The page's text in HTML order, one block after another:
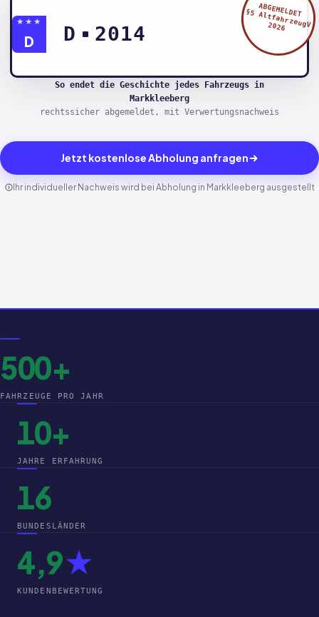
★★★
D D 2014
ABGEMELDET
§5 AltfahrzeugV
2026
So endet die Geschichte jedes Fahrzeugs in
Markkleeberg
rechtssicher abgemeldet, mit Verwertungsnachweis
Jetzt kostenlose Abholung anfragen
Ihr individueller Nachweis wird bei Abholung in Markkleeberg ausgestellt
500+
FAHRZEUGE PRO JAHR
10+
JAHRE ERFAHRUNG
16
BUNDESLÄNDER
4,9★
KUNDENBEWERTUNG